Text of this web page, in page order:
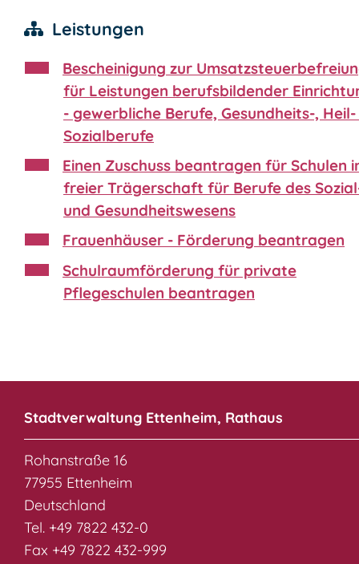
Leistungen
Bescheinigung zur
für Leistungen berufsbildender
- gewerbliche Berufe, Gesundheits-,
Sozialberufe
Einen Zuschuss beantragen für Schulen
freier Trägerschaft für Berufe des
und Gesundheitswesens
Frauenhäuser - Förderung beantragen
Schulraumförderung für private
Pflegeschulen beantragen
Stadtverwaltung Ettenheim, Rathaus
Rohanstraße 16
77955 Ettenheim
Deutschland
Tel. +49 7822 432-0
Fax +49 7822 432-999